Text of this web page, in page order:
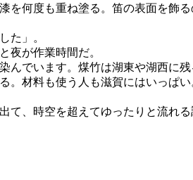
何度も重ね塗る。笛の表面を飾
た」。
夜が作業時間だ。
んでいます。煤竹は湖東や湖西に
材料も使う人も滋賀にはいっぱ
て、時空を超えてゆったりと流れ